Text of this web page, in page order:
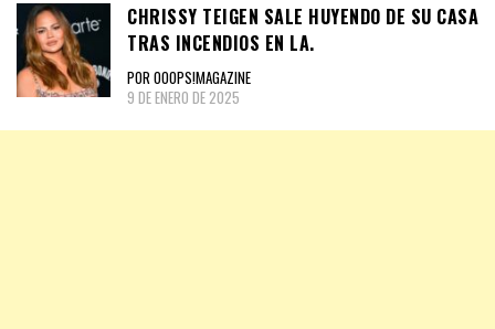
CHRISSY TEIGEN SALE HUYENDO DE SU CASA
TRAS INCENDIOS EN LA.
POR OOOPS!MAGAZINE
9 DE ENERO DE 2025